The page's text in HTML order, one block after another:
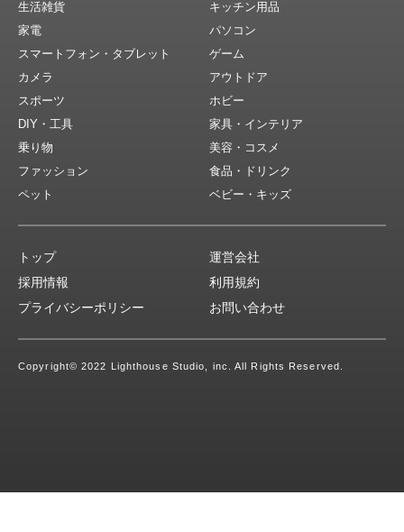
生活雑貨
キッチン用品
家電
パソコン
スマートフォン・タブレット
ゲーム
カメラ
アウトドア
スポーツ
ホビー
DIY・工具
家具・インテリア
乗り物
美容・コスメ
ファッション
食品・ドリンク
ペット
ベビー・キッズ
トップ
運営会社
採用情報
利用規約
プライバシーポリシー
お問い合わせ
Copyright© 2022 Lighthouse Studio, inc. All Rights Reserved.